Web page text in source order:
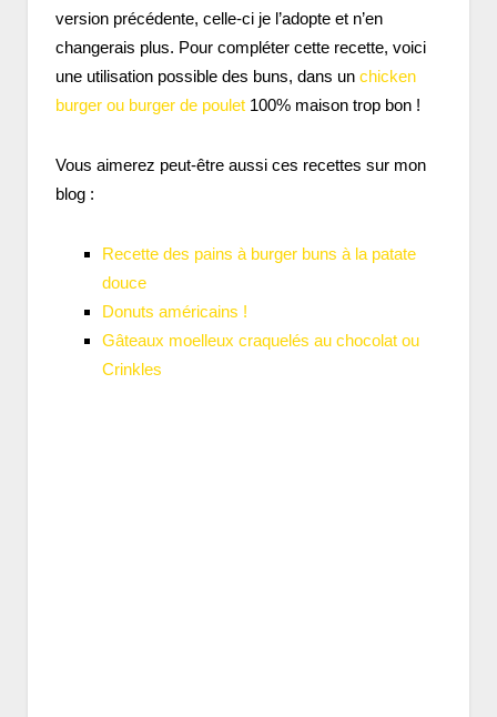
version précédente, celle-ci je l’adopte et n’en
changerais plus. Pour compléter cette recette, voici
une utilisation possible des buns, dans un chicken
burger ou burger de poulet 100% maison trop bon !
Vous aimerez peut-être aussi ces recettes sur mon
blog :
Recette des pains à burger buns à la patate
douce
Donuts américains !
Gâteaux moelleux craquelés au chocolat ou
Crinkles